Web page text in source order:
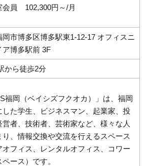
会員 102,300円～/月
岡市博多区博多駅東1-12-17 オフィスニ
ア博多駅前 3F
から徒歩2分
福岡（ベイシズフクオカ）」は、福岡
した学生、ビジネスマン、起業家、投
営者、技術者、芸術家など、様々な人
り、情報交換や交流を行えるスペース
オフィス、レンタルオフィス、コワー
ース）です。